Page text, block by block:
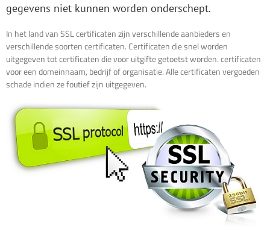
gegevens niet kunnen worden onderschept.
In het land van SSL certificaten zijn verschillende aanbieders en
verschillende soorten certificaten. Certificaten die snel worden
uitgegeven tot certificaten die voor uitgifte getoetst worden. certificaten
voor een domeinnaam, bedrijf of organisatie. Alle certificaten vergoeden
schade indien ze foutief zijn uitgegeven.